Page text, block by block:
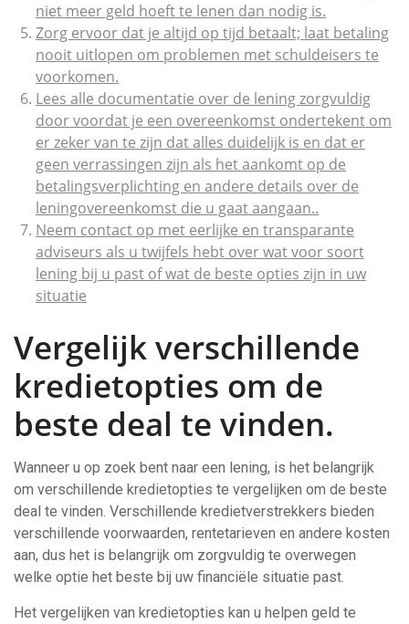
niet meer geld hoeft te lenen dan nodig is.
Zorg ervoor dat je altijd op tijd betaalt; laat betaling
nooit uitlopen om problemen met schuldeisers te
voorkomen.
Lees alle documentatie over de lening zorgvuldig
door voordat je een overeenkomst ondertekent om
er zeker van te zijn dat alles duidelijk is en dat er
geen verrassingen zijn als het aankomt op de
betalingsverplichting en andere details over de
leningovereenkomst die u gaat aangaan..
Neem contact op met eerlijke en transparante
adviseurs als u twijfels hebt over wat voor soort
lening bij u past of wat de beste opties zijn in uw
situatie
Vergelijk verschillende
kredietopties om de
beste deal te vinden.
Wanneer u op zoek bent naar een lening, is het belangrijk
om verschillende kredietopties te vergelijken om de beste
deal te vinden. Verschillende kredietverstrekkers bieden
verschillende voorwaarden, rentetarieven en andere kosten
aan, dus het is belangrijk om zorgvuldig te overwegen
welke optie het beste bij uw financiële situatie past.
Het vergelijken van kredietopties kan u helpen geld te